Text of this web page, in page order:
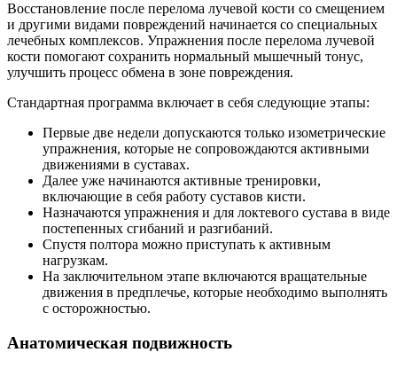
Восстановление после перелома лучевой кости со смещением
и другими видами повреждений начинается со специальных
лечебных комплексов. Упражнения после перелома лучевой
кости помогают сохранить нормальный мышечный тонус,
улучшить процесс обмена в зоне повреждения.
Стандартная программа включает в себя следующие этапы:
Первые две недели допускаются только изометрические
упражнения, которые не сопровождаются активными
движениями в суставах.
Далее уже начинаются активные тренировки,
включающие в себя работу суставов кисти.
Назначаются упражнения и для локтевого сустава в виде
постепенных сгибаний и разгибаний.
Спустя полтора можно приступать к активным
нагрузкам.
На заключительном этапе включаются вращательные
движения в предплечье, которые необходимо выполнять
с осторожностью.
Анатомическая подвижность